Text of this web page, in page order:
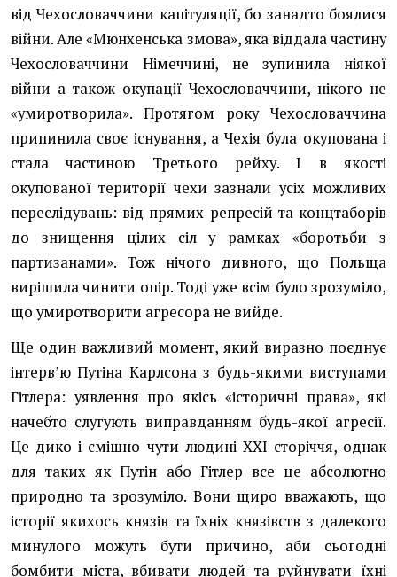
від Чехословаччини капітуляції, бо занадто боялися
війни. Але «Мюнхенська змова», яка віддала частину
Чехословаччини Німеччині, не зупинила ніякої
війни а також окупації Чехословаччини, нікого не
«умиротворила». Протягом року Чехословаччина
припинила своє існування, а Чехія була окупована і
стала частиною Третього рейху. І в якості
окупованої території чехи зазнали усіх можливих
переслідувань: від прямих репресій та концтаборів
до знищення цілих сіл у рамках «боротьби з
партизанами». Тож нічого дивного, що Польща
вирішила чинити опір. Тоді уже всім було зрозуміло,
що умиротворити агресора не вийде.
Ще один важливий момент, який виразно поєднує
інтерв’ю Путіна Карлсона з будь-якими виступами
Гітлера: уявлення про якісь «історичні права», які
начебто слугують виправданням будь-якої агресії.
Це дико і смішно чути людині ХХІ сторіччя, однак
для таких як Путін або Гітлер все це абсолютно
природно та зрозуміло. Вони щиро вважають, що
історії якихось князів та їхніх князівств з далекого
минулого можуть бути причино, аби сьогодні
бомбити міста, вбивати людей та руйнувати їхні